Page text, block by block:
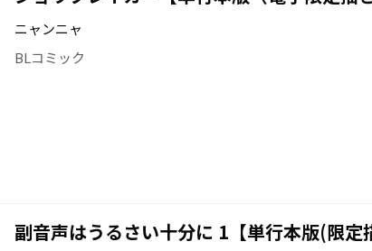
ニャンニャ
BLコミック
副音声はうるさい十分に 1【単行本版(限定